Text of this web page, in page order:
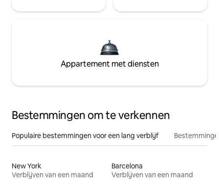
Appartement met diensten
Bestemmingen om te verkennen
Populaire bestemmingen voor een lang verblijf
New York
Verblijven van een maand
Barcelona
Verblijven van een maand